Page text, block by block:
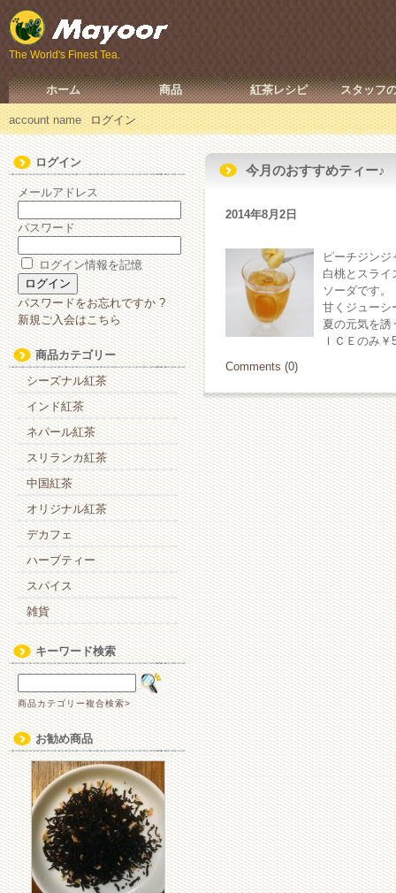
The World's Finest Tea.
ホーム 商品 紅茶レシピ スタッフ
account name ログイン
ログイン
メールアドレス
パスワード
ログイン情報を記憶
パスワードをお忘れですか ?
新規ご入会はこちら
商品カテゴリー
シーズナル紅茶
インド紅茶
ネパール紅茶
スリランカ紅茶
中国紅茶
オリジナル紅茶
デカフェ
ハーブティー
スパイス
雑貨
キーワード検索
商品カテゴリー複合検索>
お勧め商品
今月のおすすめティー♪
2014年8月2日
ピーチジン
白桃とスライ
ソーダです。
甘くジューシ
夏の元気を誘
ＩＣＥのみ￥
Comments (0)